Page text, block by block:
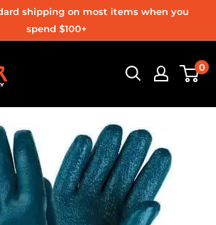
shipping on most items when you
spend $100+
0